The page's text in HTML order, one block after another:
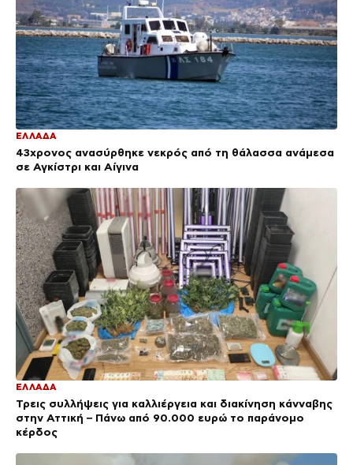
ΕΛΛΑΔΑ
43χρονος ανασύρθηκε νεκρός από τη θάλασσα ανάμεσα
σε Αγκίστρι και Αίγινα
ΕΛΛΑΔΑ
Τρεις συλλήψεις για καλλιέργεια και διακίνηση κάνναβης
στην Αττική – Πάνω από 90.000 ευρώ το παράνομο
κέρδος